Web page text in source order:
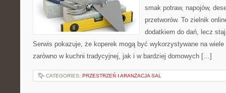
smak potraw, napojów,
przetworów. To zielnik
dodatkiem do dań, lecz
Serwis pokazuje, że koperek mogą być wykorzystywane na
zarówno w kuchni tradycyjnej, jak i w bardziej domowych […]
CATEGORIES: PRZESTRZEŃ I ARANŻACJA SAL